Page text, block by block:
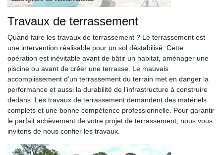
Travaux de terrassement
Quand faire les travaux de terrassement ? Le terrassement est
une intervention réalisable pour un sol déstabilisé. Cette
opération est inévitable avant de bâtir un habitat, aménager une
piscine ou avant de créer une terrasse. Le mauvais
accomplissement d’un terrassement du terrain met en danger la
performance et aussi la durabilité de l’infrastructure à construire
dedans. Les travaux de terrassement demandent des matériels
complets et une bonne compétence professionnelle. Pour garantir
le parfait achèvement de votre projet de terrassement, nous vous
invitons de nous confier les travaux.